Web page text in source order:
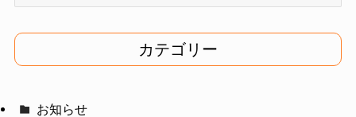
イ
ブ
カテゴリー
お知らせ